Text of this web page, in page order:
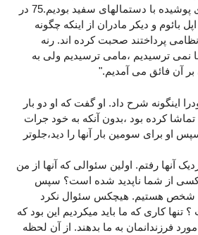
شبیه دسته ای از سرهای پوشیده با دستمالهای سفید بودیم.75 در
بائوم و دیکر مادران از اینکه چگونه
نظامی پرداختند صحبت کرده اند. رنه
نمی ترسیدیم ،مامی ترسیدیم ولی به
آن فائق می آمدیم."
اینگونه شرح داد. او گفت که او دو بار
کرده بود ،بدون آنکه به خود جرات
او برای سومین بار آنها را دید،جلوتر
آنها رفتم. اولین سئوالی که آنها از من
کسی از شما ناپدید شده است؟ سپس
هستیم. هیچکس سئوال نکرد
کاری که ما باید میکردیم این بود که
فرزندانمان به ما بدهند. از آن لحظه